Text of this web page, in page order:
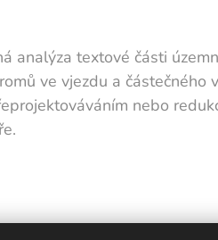
analýza textové části
ve vjezdu a částečného
nebo